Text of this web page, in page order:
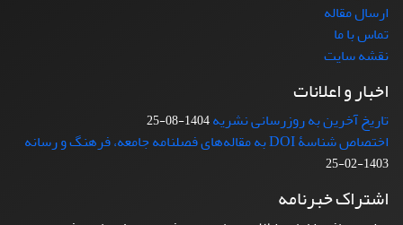
ارسال مقاله
تماس با ما
نقشه سایت
اخبار و اعلانات
تاریخ آخرین به روزرسانی نشریه1404-08-25
اختصاص شناسۀ DOI به مقاله‌های فصلنامه جامعه، فرهنگ و رسانه
1403-02-25
اشتراک خبرنامه